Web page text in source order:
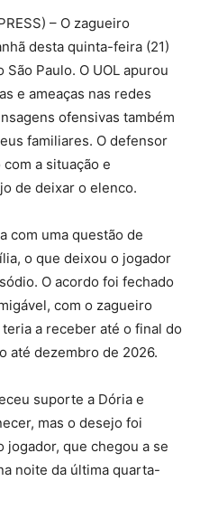
– O zagueiro
desta quinta-feira (21)
Paulo. O UOL apurou
e ameaças nas redes
ofensivas também
familiares. O defensor
a situação e
de deixar o elenco.
com uma questão de
o que deixou o jogador
O acordo foi fechado
com o zagueiro
a receber até o final do
até dezembro de 2026.
suporte a Dória e
mas o desejo foi
que chegou a se
noite da última quarta-